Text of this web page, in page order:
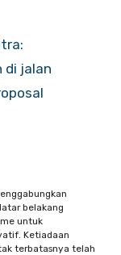
di jalan
belakang
untuk
Ketiadaan
terbatasnya telah